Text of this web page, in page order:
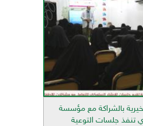
بالشراكة مع مؤسسة
تنفذ جلسات التوعية